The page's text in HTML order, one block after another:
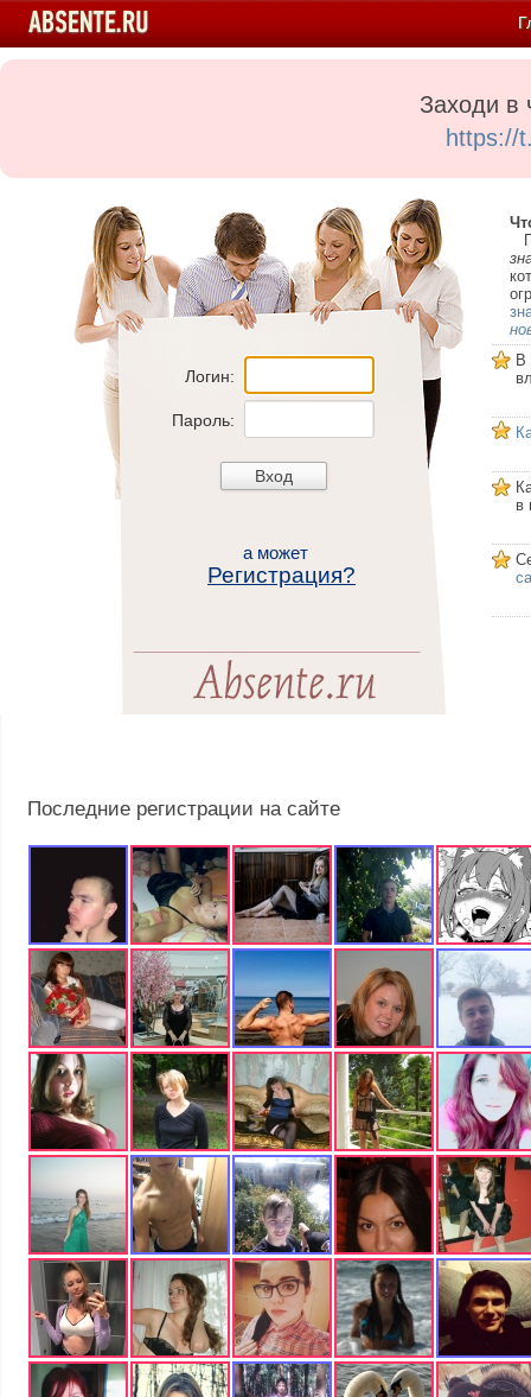
Заходи в
https://
Логин:
Пароль:
а может
Регистрация?
В
в
Последние регистрации на сайте